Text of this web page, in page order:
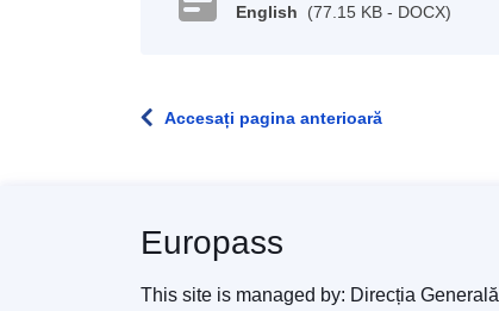
English (77.15 KB - DOCX)
Accesați pagina anterioară
Europass
This site is managed by: Direcția Generală